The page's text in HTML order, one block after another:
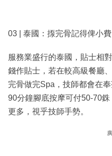
03 | 泰國：揼完骨記得俾小費
服務業盛行的泰國，貼士相
錢作貼士，若在較高級餐廳
完骨做完Spa，技師都會在
90分鐘腳底按摩可付50-70
更多，視乎技師手勢。